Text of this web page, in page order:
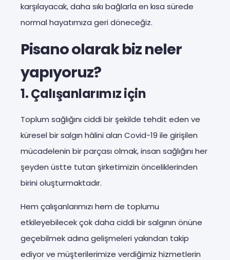
karşılayacak, daha sıkı bağlarla en kısa sürede
normal hayatımıza geri döneceğiz.
Pisano olarak biz neler
yapıyoruz?
1. Çalışanlarımız için
Toplum sağlığını ciddi bir şekilde tehdit eden ve
küresel bir salgın hâlini alan Covid-19 ile girişilen
mücadelenin bir parçası olmak, insan sağlığını her
şeyden üstte tutan şirketimizin önceliklerinden
birini oluşturmaktadır.
Hem çalışanlarımızı hem de toplumu
etkileyebilecek çok daha ciddi bir salgının önüne
geçebilmek adına gelişmeleri yakından takip
ediyor ve müşterilerimize verdiğimiz hizmetlerin